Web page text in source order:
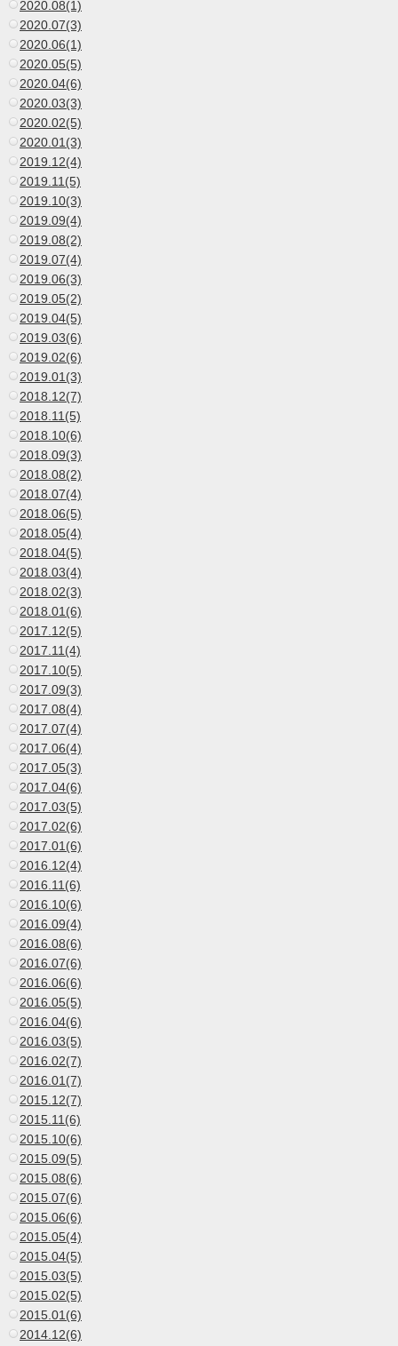
2020.08(1)
2020.07(3)
2020.06(1)
2020.05(5)
2020.04(6)
2020.03(3)
2020.02(5)
2020.01(3)
2019.12(4)
2019.11(5)
2019.10(3)
2019.09(4)
2019.08(2)
2019.07(4)
2019.06(3)
2019.05(2)
2019.04(5)
2019.03(6)
2019.02(6)
2019.01(3)
2018.12(7)
2018.11(5)
2018.10(6)
2018.09(3)
2018.08(2)
2018.07(4)
2018.06(5)
2018.05(4)
2018.04(5)
2018.03(4)
2018.02(3)
2018.01(6)
2017.12(5)
2017.11(4)
2017.10(5)
2017.09(3)
2017.08(4)
2017.07(4)
2017.06(4)
2017.05(3)
2017.04(6)
2017.03(5)
2017.02(6)
2017.01(6)
2016.12(4)
2016.11(6)
2016.10(6)
2016.09(4)
2016.08(6)
2016.07(6)
2016.06(6)
2016.05(5)
2016.04(6)
2016.03(5)
2016.02(7)
2016.01(7)
2015.12(7)
2015.11(6)
2015.10(6)
2015.09(5)
2015.08(6)
2015.07(6)
2015.06(6)
2015.05(4)
2015.04(5)
2015.03(5)
2015.02(5)
2015.01(6)
2014.12(6)